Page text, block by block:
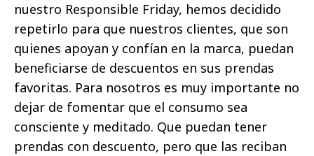
nuestro Responsible Friday, hemos decidido
repetirlo para que nuestros clientes, que son
quienes apoyan y confían en la marca, puedan
beneficiarse de descuentos en sus prendas
favoritas. Para nosotros es muy importante no
dejar de fomentar que el consumo sea
consciente y meditado. Que puedan tener
prendas con descuento, pero que las reciban